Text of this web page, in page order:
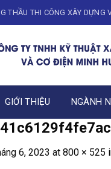
THẦU THI CÔNG XÂY DỰNG
GIỚI THIỆU NGÀNH
6, 2023 at 800 × 525